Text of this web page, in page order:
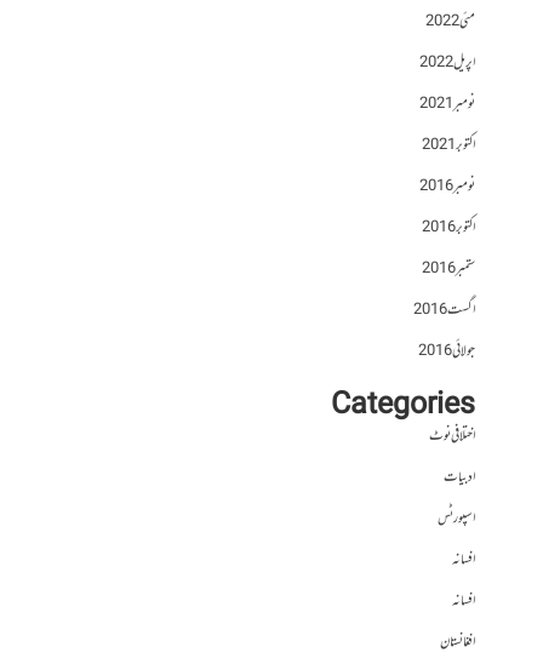
مئی 2022
اپریل 2022
نومبر 2021
اکتوبر 2021
نومبر 2016
اکتوبر 2016
ستمبر 2016
اگست 2016
جولائی 2016
Categories
اختلافی نوٹ
ادبیات
اسپورٹس
افسانہ
افسانہ
افغانستان